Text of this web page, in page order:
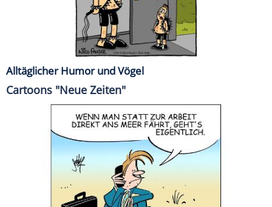
Alltäglicher Humor und Vögel
Cartoons "Neue Zeiten"